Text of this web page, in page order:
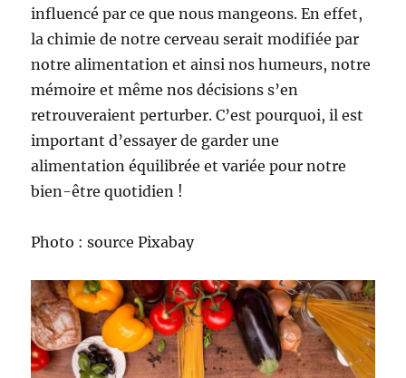
influencé par ce que nous mangeons. En effet,
la chimie de notre cerveau serait modifiée par
notre alimentation et ainsi nos humeurs, notre
mémoire et même nos décisions s’en
retrouveraient perturber. C’est pourquoi, il est
important d’essayer de garder une
alimentation équilibrée et variée pour notre
bien-être quotidien !
Photo : source Pixabay